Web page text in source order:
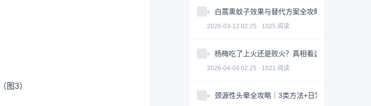
白蒿熏蚊子效果与替代方案全攻略｜科学防蚊指南
2026-03-12 02:25 · 1025 阅读
杨梅吃了上火还是败火？真相看这3点｜食用指南
2026-04-04 02:25 · 1021 阅读
颈源性头晕全攻略｜3类方法+日常调整科学缓解